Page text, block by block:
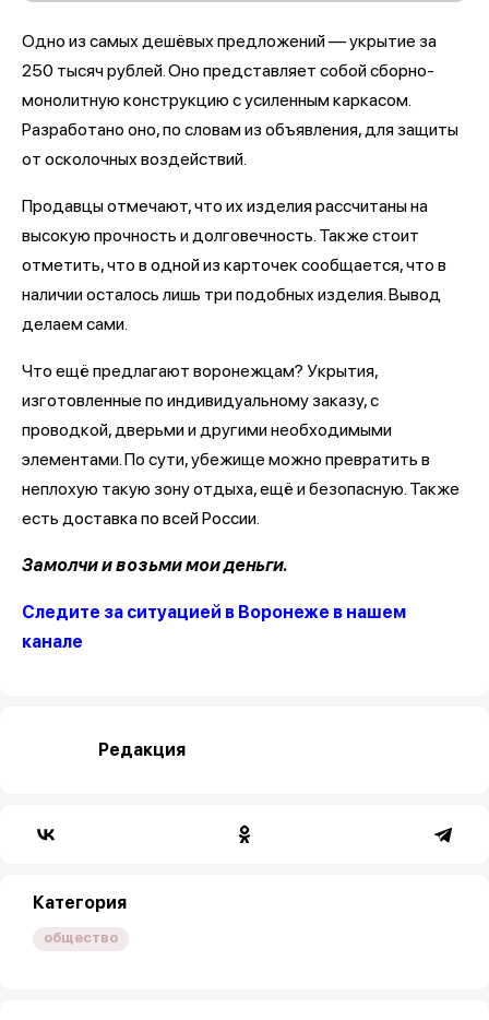
Одно из самых дешёвых предложений — укрытие за
250 тысяч рублей. Оно представляет собой сборно-
монолитную конструкцию с усиленным каркасом.
Разработано оно, по словам из объявления, для защиты
от осколочных воздействий.
Продавцы отмечают, что их изделия рассчитаны на
высокую прочность и долговечность. Также стоит
отметить, что в одной из карточек сообщается, что в
наличии осталось лишь три подобных изделия. Вывод
делаем сами.
Что ещё предлагают воронежцам? Укрытия,
изготовленные по индивидуальному заказу, с
проводкой, дверьми и другими необходимыми
элементами. По сути, убежище можно превратить в
неплохую такую зону отдыха, ещё и безопасную. Также
есть доставка по всей России.
Замолчи и возьми мои деньги.
Следите за ситуацией в Воронеже в нашем
канале
Редакция
Категория
общество